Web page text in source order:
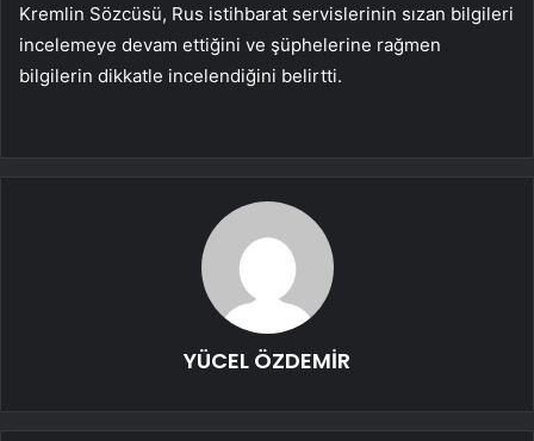
Kremlin Sözcüsü, Rus istihbarat servislerinin sızan bilgileri
incelemeye devam ettiğini ve şüphelerine rağmen
bilgilerin dikkatle incelendiğini belirtti.
YÜCEL ÖZDEMİR